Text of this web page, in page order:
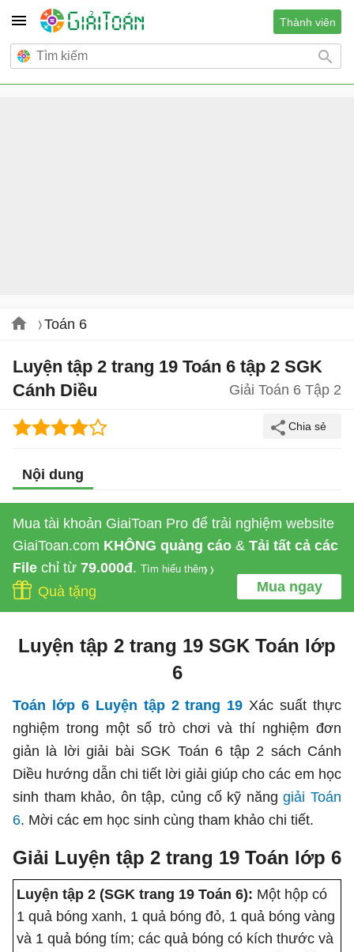
Thành viên
Toán 6
Luyện tập 2 trang 19 Toán 6 tập 2 SGK
Cánh Diều
Giải Toán 6 Tập 2
Nội dung
Mua tài khoản GiaiToan Pro để trải nghiệm website
GiaiToan.com KHÔNG quảng cáo & Tải tất cả các
File chỉ từ 79.000đ. Tìm hiểu thêm
Mua ngay
Quà tặng
Luyện tập 2 trang 19 SGK Toán lớp
6
Toán lớp 6 Luyện tập 2 trang 19 Xác suất thực
nghiệm trong một số trò chơi và thí nghiệm đơn
giản là lời giải bài SGK Toán 6 tập 2 sách Cánh
Diều hướng dẫn chi tiết lời giải giúp cho các em học
sinh tham khảo, ôn tập, củng cố kỹ nănggiải Toán
6. Mời các em học sinh cùng tham khảo chi tiết.
Giải Luyện tập 2 trang 19 Toán lớp 6
Luyện tập 2 (SGK trang 19 Toán 6): Một hộp có
1 quả bóng xanh, 1 quả bóng đỏ, 1 quả bóng vàng
và 1 quả bóng tím; các quả bóng có kích thước và